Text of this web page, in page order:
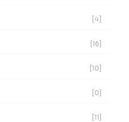
[4]
[16]
[10]
[0]
[11]